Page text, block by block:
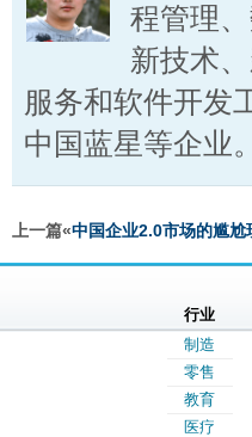
程管理
新技术
服务和软件开发
中国蓝星等企业
上一篇«中国企业2.0市场的尴尬
行业
制造
零售
教育
医疗